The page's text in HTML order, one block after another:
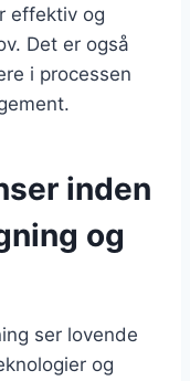
effektiv og
Det er også
i processen
inden
og
ser lovende
og